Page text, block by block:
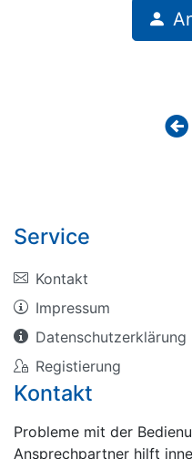
backward
Service
Kontakt
Impressum
Datenschutzerklärung
Registierung
Kontakt
Probleme mit der
Ansprechpartner hilft